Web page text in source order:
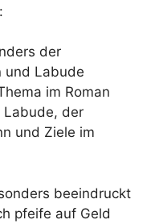
der
und Labude
im Roman
Labude, der
und Ziele im
beeindruckt
pfeife auf Geld